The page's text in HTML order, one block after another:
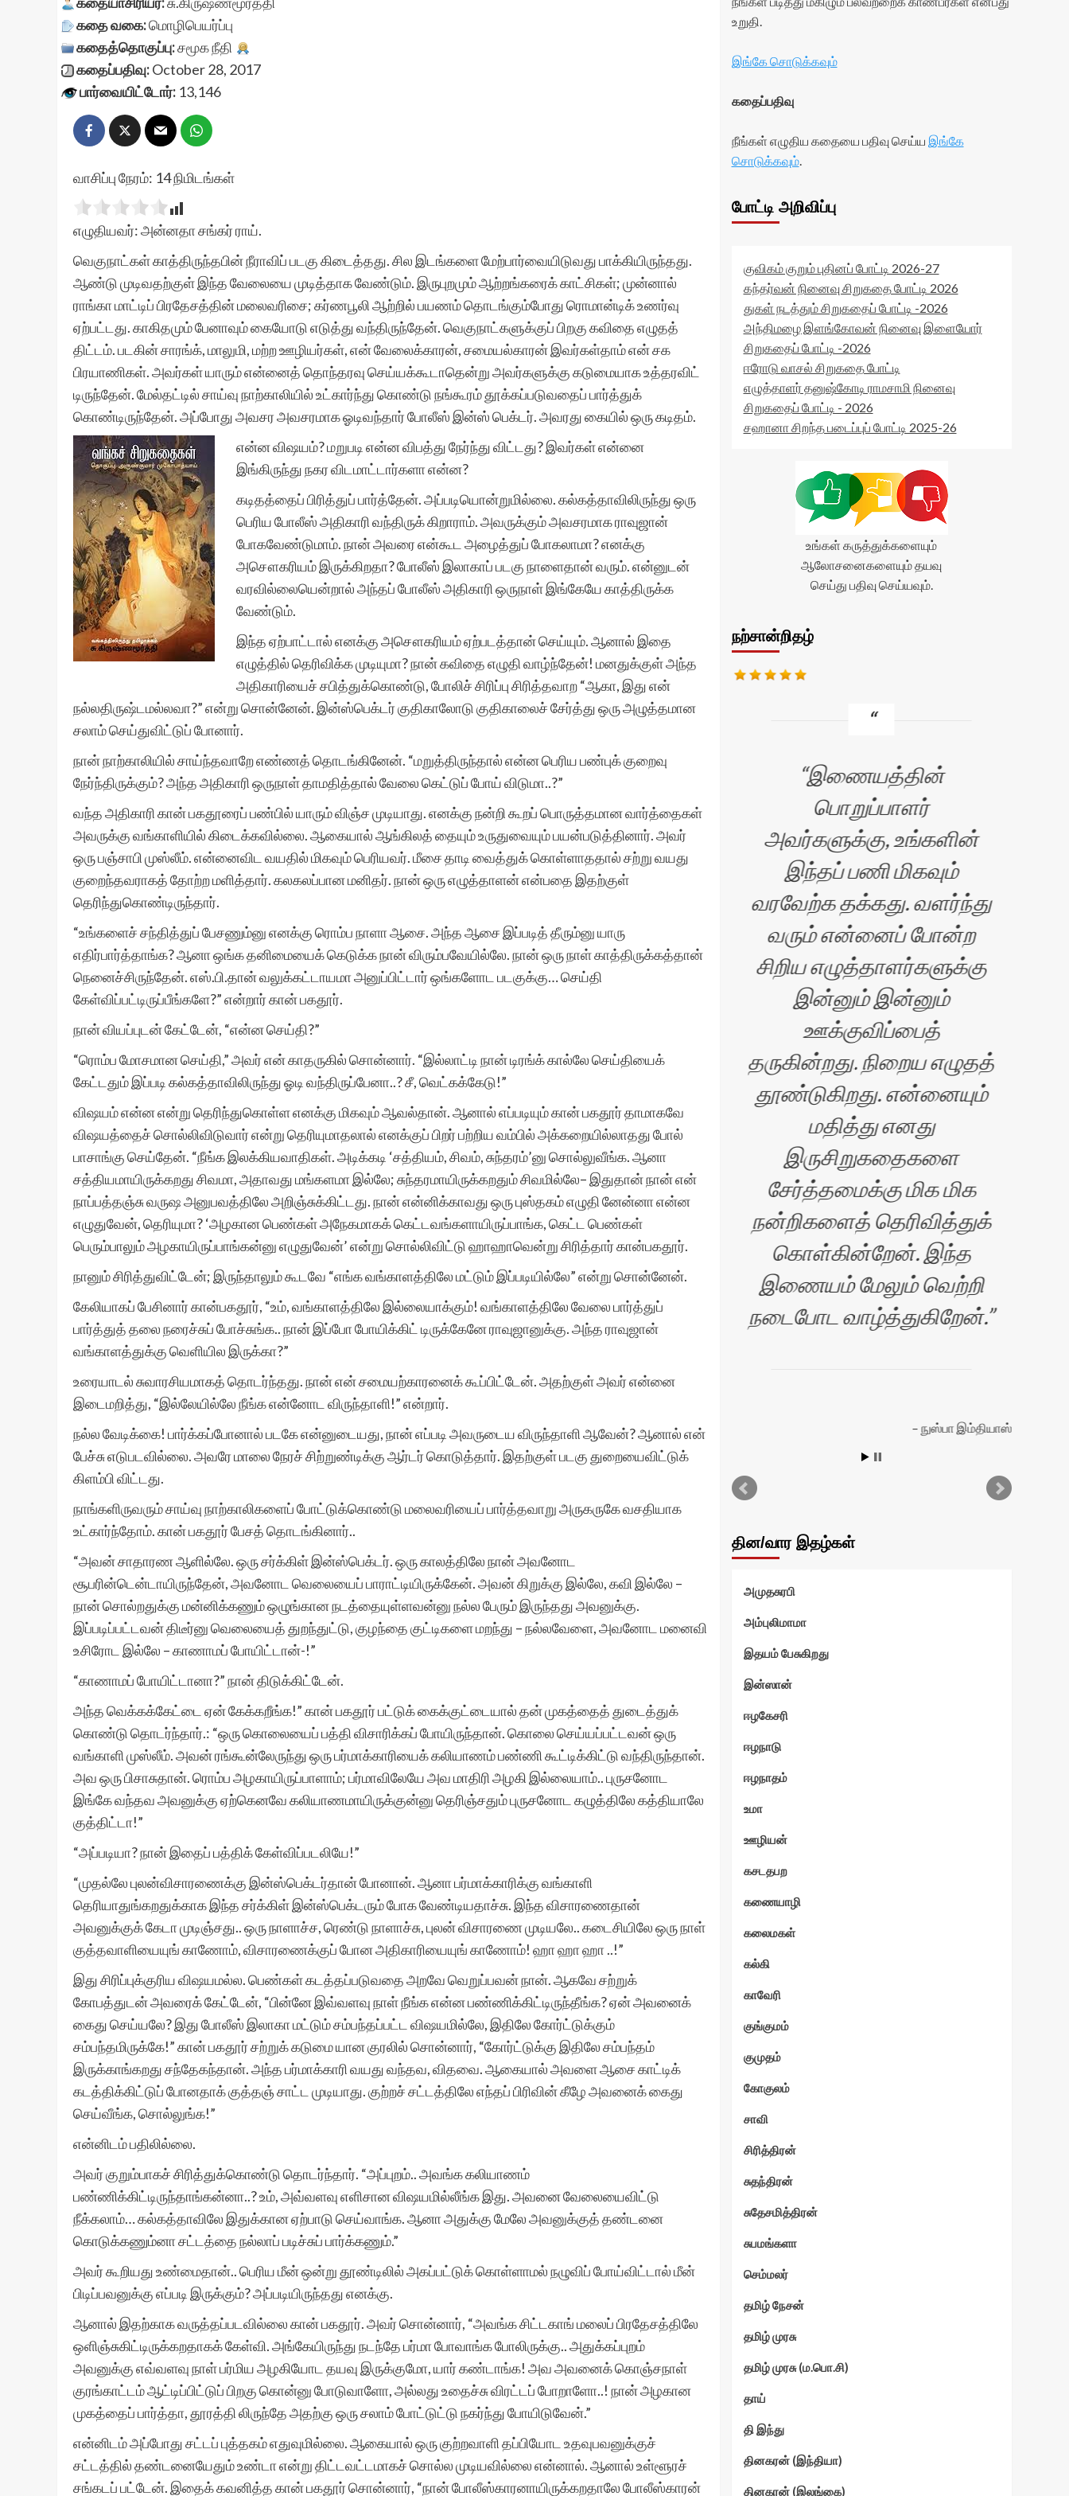
கதை வகை:மொழிபெயர்ப்பு
கதைத்தொகுப்பு:சமூக நீதி
கதைப்பதிவு:October 28, 2017
பார்வையிட்டோர்: 13,146
வாசிப்பு நேரம்: 14நிமிடங்கள்
எழுதியவர்: அன்னதா சங்கர் ராய்.
வெகுநாட்கள் காத்திருந்தபின் நீராவிப் படகு கிடைத்தது. சில இடங்களை மேற்பார்வையிடுவது பாக்கியிருந்தது.
ஆண்டு முடிவதற்குள் இந்த வேலையை முடித்தாக வேண்டும். இருபுறமும் ஆற்றங்கரைக் காட்சிகள்; முன்னால்
ராங்கா மாட்டிப் பிரதேசத்தின் மலைவரிசை; கர்ணபூலி ஆற்றில் பயணம் தொடங்கும்போது ரொமான்டிக் உணர்வு
ஏற்பட்டது. காகிதமும் பேனாவும் கையோடு எடுத்து வந்திருந்தேன். வெகுநாட்களுக்குப் பிறகு கவிதை எழுதத்
திட்டம். படகின் சாரங்க், மாலுமி, மற்ற ஊழியர்கள், என் வேலைக்காரன், சமையல்காரன் இவர்கள்தாம் என் சக
பிரயாணிகள். அவர்கள் யாரும் என்னைத் தொந்தரவு செய்யக்கூடாதென்று அவர்களுக்கு கடுமையாக உத்தரவிட்
டிருந்தேன். மேல்தட்டில் சாய்வு நாற்காலியில் உட்கார்ந்து கொண்டு நங்கூரம் தூக்கப்படுவதைப் பார்த்துக்
கொண்டிருந்தேன். அப்போது அவசர அவசரமாக ஓடிவந்தார் போலீஸ் இன்ஸ் பெக்டர். அவரது கையில் ஒரு கடிதம்.
என்ன விஷயம்? மறுபடி என்ன விபத்து நேர்ந்து விட்டது? இவர்கள் என்னை
இங்கிருந்து நகர விடமாட்டார்களா என்ன?
கடிதத்தைப் பிரித்துப் பார்த்தேன். அப்படியொன்றுமில்லை. கல்கத்தாவிலிருந்து ஒரு
பெரிய போலீஸ் அதிகாரி வந்திருக் கிறாராம். அவருக்கும் அவசரமாக ராவுஜான்
போகவேண்டுமாம். நான் அவரை என்கூட அழைத்துப் போகலாமா? எனக்கு
அசௌகரியம் இருக்கிறதா? போலீஸ் இலாகாப் படகு நாளைதான் வரும். என்னுடன்
வரவில்லையென்றால் அந்தப் போலீஸ் அதிகாரி ஒருநாள் இங்கேயே காத்திருக்க
வேண்டும்.
இந்த ஏற்பாட்டால் எனக்கு அசௌகரியம் ஏற்படத்தான் செய்யும். ஆனால் இதை
எழுத்தில் தெரிவிக்க முடியுமா? நான் கவிதை எழுதி வாழ்ந்தேன்! மனதுக்குள் அந்த
அதிகாரியைச் சபித்துக்கொண்டு, போலிச் சிரிப்பு சிரித்தவாற “ஆகா, இது என்
நல்லதிருஷ்டமல்லவா?” என்று சொன்னேன். இன்ஸ்பெக்டர் குதிகாலோடு குதிகாலைச் சேர்த்து ஒரு அழுத்தமான
சலாம் செய்துவிட்டுப் போனார்.
நான் நாற்காலியில் சாய்ந்தவாறே எண்ணத் தொடங்கினேன். “மறுத்திருந்தால் என்ன பெரிய பண்புக் குறைவு
நேர்ந்திருக்கும்? அந்த அதிகாரி ஒருநாள் தாமதித்தால் வேலை கெட்டுப் போய் விடுமா..?”
வந்த அதிகாரி கான் பகதூரைப் பண்பில் யாரும் விஞ்ச முடியாது. எனக்கு நன்றி கூறப் பொருத்தமான வார்த்தைகள்
அவருக்கு வங்காளியில் கிடைக்கவில்லை. ஆகையால் ஆங்கிலத் தையும் உருதுவையும் பயன்படுத்தினார். அவர்
ஒரு பஞ்சாபி முஸ்லீம். என்னைவிட வயதில் மிகவும் பெரியவர். மீசை தாடி வைத்துக் கொள்ளாததால் சற்று வயது
குறைந்தவராகத் தோற்ற மளித்தார். கலகலப்பான மனிதர். நான் ஒரு எழுத்தாளன் என்பதை இதற்குள்
தெரிந்துகொண்டிருந்தார்.
“உங்களைச் சந்தித்துப் பேசணும்னு எனக்கு ரொம்ப நாளா ஆசை. அந்த ஆசை இப்படித் தீரும்னு யாரு
எதிர்பார்த்தாங்க? ஆனா ஒங்க தனிமையைக் கெடுக்க நான் விரும்பவேயில்லே. நான் ஒரு நாள் காத்திருக்கத்தான்
நெனைச்சிருந்தேன். எஸ்.பி.தான் வலுக்கட்டாயமா அனுப்பிட்டார் ஒங்களோட படகுக்கு… செய்தி
கேள்விப்பட்டிருப்பீங்களே?” என்றார் கான் பகதூர்.
நான் வியப்புடன் கேட்டேன், “என்ன செய்தி?”
“ரொம்ப மோசமான செய்தி,” அவர் என் காதருகில் சொன்னார். “இல்லாட்டி நான் டிரங்க் கால்லே செய்தியைக்
கேட்டதும் இப்படி கல்கத்தாவிலிருந்து ஓடி வந்திருப்பேனா..? சீ, வெட்கக்கேடு!”
விஷயம் என்ன என்று தெரிந்துகொள்ள எனக்கு மிகவும் ஆவல்தான். ஆனால் எப்படியும் கான் பகதூர் தாமாகவே
விஷயத்தைச் சொல்லிவிடுவார் என்று தெரியுமாதலால் எனக்குப் பிறர் பற்றிய வம்பில் அக்கறையில்லாதது போல்
பாசாங்கு செய்தேன். “நீங்க இலக்கியவாதிகள். அடிக்கடி ‘சத்தியம், சிவம், சுந்தரம்’னு சொல்லுவீங்க. ஆனா
சத்தியமாயிருக்கறது சிவமா, அதாவது மங்களமா இல்லே; சுந்தரமாயிருக்கறதும் சிவமில்லே– இதுதான் நான் என்
நாப்பத்தஞ்சு வருஷ அனுபவத்திலே அறிஞ்சுக்கிட்டது. நான் என்னிக்காவது ஒரு புஸ்தகம் எழுதி னேன்னா என்ன
எழுதுவேன், தெரியுமா? ‘அழகான பெண்கள் அநேகமாகக் கெட்டவங்களாயிருப்பாங்க, கெட்ட பெண்கள்
பெரும்பாலும் அழகாயிருப்பாங்கன்னு எழுதுவேன்’ என்று சொல்லிவிட்டு ஹாஹாவென்று சிரித்தார் கான்பகதூர்.
நானும் சிரித்துவிட்டேன்; இருந்தாலும் கூடவே “எங்க வங்காளத்திலே மட்டும் இப்படியில்லே” என்று சொன்னேன்.
கேலியாகப் பேசினார் கான்பகதூர், “உம், வங்காளத்திலே இல்லையாக்கும்! வங்காளத்திலே வேலை பார்த்துப்
பார்த்துத் தலை நரைச்சுப் போச்சுங்க.. நான் இப்போ போயிக்கிட் டிருக்கேனே ராவுஜானுக்கு. அந்த ராவுஜான்
வங்காளத்துக்கு வெளியில இருக்கா?”
உரையாடல் சுவாரசியமாகத் தொடர்ந்தது. நான் என் சமையற்காரனைக் கூப்பிட்டேன். அதற்குள் அவர் என்னை
இடைமறித்து, “இல்லேயில்லே நீங்க என்னோட விருந்தாளி!” என்றார்.
நல்ல வேடிக்கை! பார்க்கப்போனால் படகே என்னுடையது, நான் எப்படி அவருடைய விருந்தாளி ஆவேன்? ஆனால் என்
பேச்சு எடுபடவில்லை. அவரே மாலை நேரச் சிற்றுண்டிக்கு ஆர்டர் கொடுத்தார். இதற்குள் படகு துறையைவிட்டுக்
கிளம்பி விட்டது.
நாங்களிருவரும் சாய்வு நாற்காலிகளைப் போட்டுக்கொண்டு மலைவரியைப் பார்த்தவாறு அருகருகே வசதியாக
உட்கார்ந்தோம். கான் பகதூர் பேசத் தொடங்கினார்..
“அவன் சாதாரண ஆளில்லே. ஒரு சர்க்கிள் இன்ஸ்பெக்டர். ஒரு காலத்திலே நான் அவனோட
சூபரின்டென்டாயிருந்தேன், அவனோட வெலையைப் பாராட்டியிருக்கேன். அவன் கிறுக்கு இல்லே, கவி இல்லே –
நான் சொல்றதுக்கு மன்னிக்கணும் ஒழுங்கான நடத்தையுள்ளவன்னு நல்ல பேரும் இருந்தது அவனுக்கு.
இப்படிப்பட்டவன் திடீர்னு வெலையைத் துறந்துட்டு, குழந்தை குட்டிகளை மறந்து – நல்லவேளை, அவனோட மனைவி
உசிரோட இல்லே – காணாமப் போயிட்டான்-!”
“காணாமப் போயிட்டானா?” நான் திடுக்கிட்டேன்.
அந்த வெக்கக்கேட்டை ஏன் கேக்கறீங்க!” கான் பகதூர் பட்டுக் கைக்குட்டையால் தன் முகத்தைத் துடைத்துக்
கொண்டு தொடர்ந்தார்.: “ஒரு கொலையைப் பத்தி விசாரிக்கப் போயிருந்தான். கொலை செய்யப்பட்டவன் ஒரு
வங்காளி முஸ்லீம். அவன் ரங்கூன்லேருந்து ஒரு பர்மாக்காரியைக் கலியாணம் பண்ணி கூட்டிக்கிட்டு வந்திருந்தான்.
அவ ஒரு பிசாசுதான். ரொம்ப அழகாயிருப்பாளாம்; பர்மாவிலேயே அவ மாதிரி அழகி இல்லையாம்.. புருசனோட
இங்கே வந்தவ அவனுக்கு ஏற்கெனவே கலியாணமாயிருக்குன்னு தெரிஞ்சதும் புருசனோட கழுத்திலே கத்தியாலே
குத்திட்டா!”
“அப்படியா? நான் இதைப் பத்திக் கேள்விப்படலியே!”
“முதல்லே புலன்விசாரணைக்கு இன்ஸ்பெக்டர்தான் போனான். ஆனா பர்மாக்காரிக்கு வங்காளி
தெரியாதுங்கறதுக்காக இந்த சர்க்கிள் இன்ஸ்பெக்டரும் போக வேண்டியதாச்சு. இந்த விசாரணைதான்
அவனுக்குக் கேடா முடிஞ்சது.. ஒரு நாளாச்ச, ரெண்டு நாளாச்சு, புலன் விசாரணை முடியலே.. கடைசியிலே ஒரு நாள்
குத்தவாளியையுங் காணோம், விசாரணைக்குப் போன அதிகாரியையுங் காணோம்! ஹா ஹா ஹா ..!”
இது சிரிப்புக்குரிய விஷயமல்ல. பெண்கள் கடத்தப்படுவதை அறவே வெறுப்பவன் நான். ஆகவே சற்றுக்
கோபத்துடன் அவரைக் கேட்டேன், “பின்னே இவ்வளவு நாள் நீங்க என்ன பண்ணிக்கிட்டிருந்தீங்க? ஏன் அவனைக்
கைது செய்யலே? இது போலீஸ் இலாகா மட்டும் சம்பந்தப்பட்ட விஷயமில்லே, இதிலே கோர்ட்டுக்கும்
சம்பந்தமிருக்கே!” கான் பகதூர் சற்றுக் கடுமை யான குரலில் சொன்னார், “கோர்ட்டுக்கு இதிலே சம்பந்தம்
இருக்காங்கறது சந்தேகந்தான். அந்த பர்மாக்காரி வயது வந்தவ, விதவை. ஆகையால் அவளை ஆசை காட்டிக்
கடத்திக்கிட்டுப் போனதாக் குத்தஞ் சாட்ட முடியாது. குற்றச் சட்டத்திலே எந்தப் பிரிவின் கீழே அவனைக் கைது
செய்வீங்க, சொல்லுங்க!”
என்னிடம் பதிலில்லை.
அவர் குறும்பாகச் சிரித்துக்கொண்டு தொடர்ந்தார். “அப்புறம்.. அவங்க கலியாணம்
பண்ணிக்கிட்டிருந்தாங்கன்னா..? உம், அவ்வளவு எளிசான விஷயமில்லீங்க இது. அவனை வேலையைவிட்டு
நீக்கலாம்… கல்கத்தாவிலே இதுக்கான ஏற்பாடு செய்வாங்க. ஆனா அதுக்கு மேலே அவனுக்குத் தண்டனை
கொடுக்கணும்னா சட்டத்தை நல்லாப் படிச்சுப் பார்க்கணும்.”
அவர் கூறியது உண்மைதான்.. பெரிய மீன் ஒன்று தூண்டிலில் அகப்பட்டுக் கொள்ளாமல் நழுவிப் போய்விட்டால் மீன்
பிடிப்பவனுக்கு எப்படி இருக்கும்? அப்படியிருந்தது எனக்கு.
ஆனால் இதற்காக வருத்தப்படவில்லை கான் பகதூர். அவர் சொன்னார், “அவங்க சிட்டகாங் மலைப் பிரதேசத்திலே
ஒளிஞ்சுகிட்டிருக்கறதாகக் கேள்வி. அங்கேயிருந்து நடந்தே பர்மா போவாங்க போலிருக்கு.. அதுக்கப்புறம்
அவனுக்கு எவ்வளவு நாள் பர்மிய அழகியோட தயவு இருக்குமோ, யார் கண்டாங்க! அவ அவனைக் கொஞ்சநாள்
குரங்காட்டம் ஆட்டிப்பிட்டுப் பிறகு கொன்னு போடுவாளோ, அல்லது உதைச்சு விரட்டப் போறாளோ..! நான் அழகான
முகத்தைப் பார்த்தா, தூரத்தி லிருந்தே அதற்கு ஒரு சலாம் போட்டுட்டு நகர்ந்து போயிடுவேன்.”
என்னிடம் அப்போது சட்டப் புத்தகம் எதுவுமில்லை. ஆகையால் ஒரு குற்றவாளி தப்பியோட உதவுபவனுக்குச்
சட்டத்தில் தண்டனையேதும் உண்டா என்று திட்டவட்டமாகச் சொல்ல முடியவில்லை என்னால். ஆனால் உள்ளூரச்
சங்கடப் பட்டேன். இதைக் கவனித்த கான் பகதூர் சொன்னார், “நான் போலீஸ்காரனாயிருக்கறதாலே போலீஸ்காரன்
உறுதி.
இங்கே சொடுக்கவும்
கதைப்பதிவு
நீங்கள் எழுதிய கதையை பதிவு செய்ய இங்கே
சொடுக்கவும்.
போட்டி அறிவிப்பு
குவிகம் குறும் புதினப் போட்டி 2026-27
கந்தர்வன் நினைவு சிறுகதை போட்டி 2026
துகள் நடத்தும் சிறுகதைப் போட்டி -2026
அந்திமழை இளங்கோவன் நினைவு இளையோர்
சிறுகதைப் போட்டி -2026
ஈரோடு வாசல் சிறுகதை போட்டி
எழுத்தாளர் தனுஷ்கோடி ராமசாமி நினைவு
சிறுகதைப் போட்டி - 2026
சஹானா சிறந்த படைப்புப் போட்டி 2025-26
உங்கள் கருத்துக்களையும்
ஆலோசனைகளையும் தயவு
செய்து பதிவு செய்யவும்.
நற்சான்றிதழ்
இந்த தளத்தின் சேவை
சொல்லில்
அடங்குவதில்லை. வளர்ந்து
வரும் எழுத்தாளர்களுக்கு
இந்த தளம்.
இணையத்தின்
பொறுப்பாளர்
அவர்களுக்கு, உங்களின்
இந்தப் பணி மிகவும்
வரவேற்க தக்கது. வளர்ந்து
வரும் என்னைப் போன்ற
சிறிய எழுத்தாளர்களுக்கு
இன்னும் இன்னும்
ஊக்குவிப்பைத்
தருகின்றது. நிறைய எழுதத்
தூண்டுகிறது. என்னையும்
மதித்து எனது
இருசிறுகதைகளை
சேர்த்தமைக்கு மிக மிக
நன்றிகளைத் தெரிவித்துக்
கொள்கின்றேன். இந்த
இணையம் மேலும் வெற்றி
நடைபோட வாழ்த்துகிறேன்.
நுஸ்பா இம்தியாஸ்
தின/வார இதழ்கள்
அமுதசுரபி
அம்புலிமாமா
இதயம் பேசுகிறது
இன்ஸான்
ஈழகேசரி
ஈழநாடு
ஈழநாதம்
உமா
ஊழியன்
கசடதபற
கணையாழி
கலைமகள்
கல்கி
காவேரி
குங்குமம்
குமுதம்
கோகுலம்
சாவி
சிரித்திரன்
சுதந்திரன்
சுதேசமித்திரன்
சுபமங்களா
செம்மலர்
தமிழ் நேசன்
தமிழ் முரசு
தமிழ் முரசு (ம.பொ.சி)
தாய்
தி இந்து
தினகரன் (இந்தியா)
தினகரன் (இலங்கை)